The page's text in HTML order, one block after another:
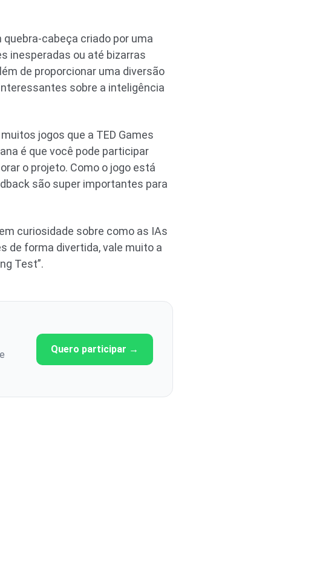
cabeça criado por uma
inesperadas ou até bizarras
de proporcionar uma diversão
sobre a inteligência
jogos que a TED Games
é que você pode participar
o projeto. Como o jogo está
são super importantes para
curiosidade sobre como as IAs
de forma divertida, vale muito a
Test”.
Quero participar →